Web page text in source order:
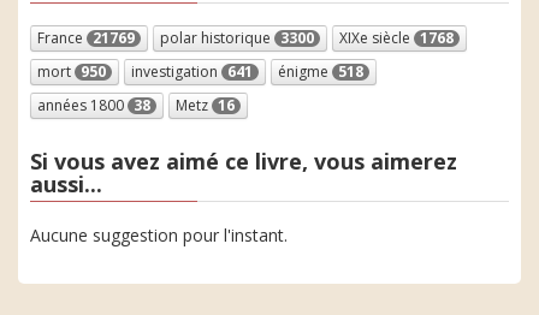
France 21769 polar historique 3300 XIXe siècle 1768
mort 950 investigation 641 énigme 518
années 1800 38 Metz 16
Si vous avez aimé ce livre, vous aimerez
aussi...
Aucune suggestion pour l'instant.